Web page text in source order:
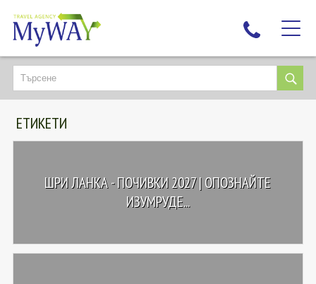
НАЙ-ТЪРСЕНИ
ДЕСТИНАЦИИ
ЕКЗОТИЧНИ ПОЧИВКИ
ЛЮБОПИТНО
ЕТИКЕТИ
ШРИ ЛАНКА - ПОЧИВКИ 2027 | ОПОЗНАЙТЕ
ИЗУМРУДЕ...